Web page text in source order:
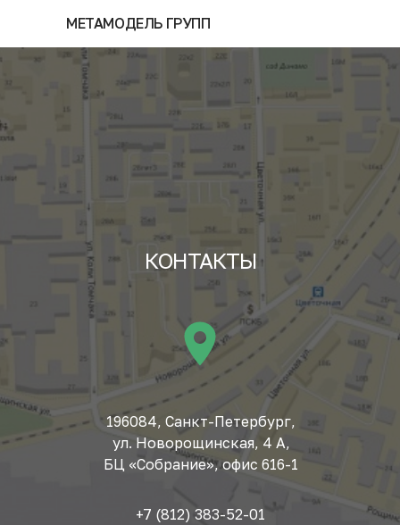
МЕТАМОДЕЛЬ ГРУПП
КОНТАКТЫ
+7 (812) 383-52-01
196084, Санкт-Петербург,
ул. Новорощинская, 4 А,
БЦ «Собрание», офис 616-1